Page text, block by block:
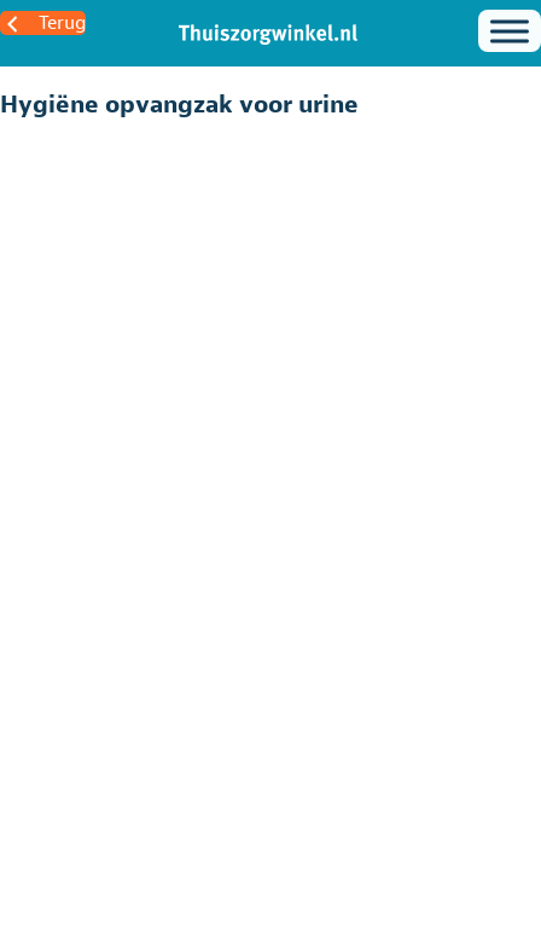
Terug
Hygiëne opvangzak voor urine